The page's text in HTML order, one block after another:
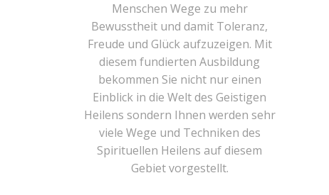
Menschen Wege zu mehr
Bewusstheit und damit Toleranz,
Freude und Glück aufzuzeigen. Mit
diesem fundierten Ausbildung
bekommen Sie nicht nur einen
Einblick in die Welt des Geistigen
Heilens sondern Ihnen werden sehr
viele Wege und Techniken des
Spirituellen Heilens auf diesem
Gebiet vorgestellt.